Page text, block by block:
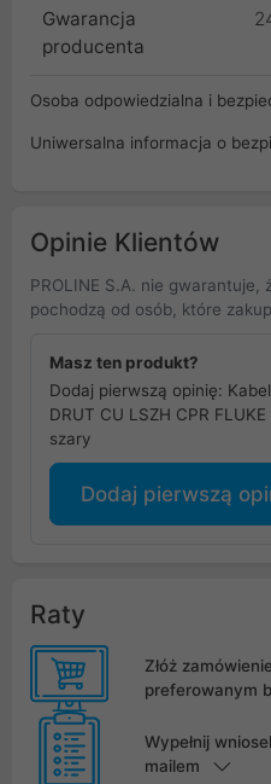
Gwarancja
producenta
Osoba odpowiedzialna i
Uniwersalna informacja o
Opinie Klientów
PROLINE S.A. nie gwarantuje,
pochodzą od osób, które
Masz ten produkt?
Dodaj pierwszą opinię:
DRUT CU LSZH CPR
szary
Dodaj pierwszą
Raty
Złóż
preferowanym
Wypełnij
mailem